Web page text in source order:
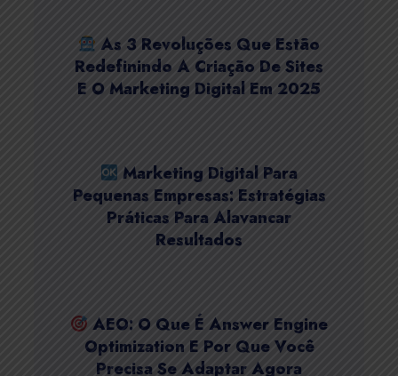
As 3 Revoluções Que Estão
Redefinindo A Criação De Sites
E O Marketing Digital Em 2025
Marketing Digital Para
Pequenas Empresas: Estratégias
Práticas Para Alavancar
Resultados
AEO: O Que É Answer Engine
Optimization E Por Que Você
Precisa Se Adaptar Agora